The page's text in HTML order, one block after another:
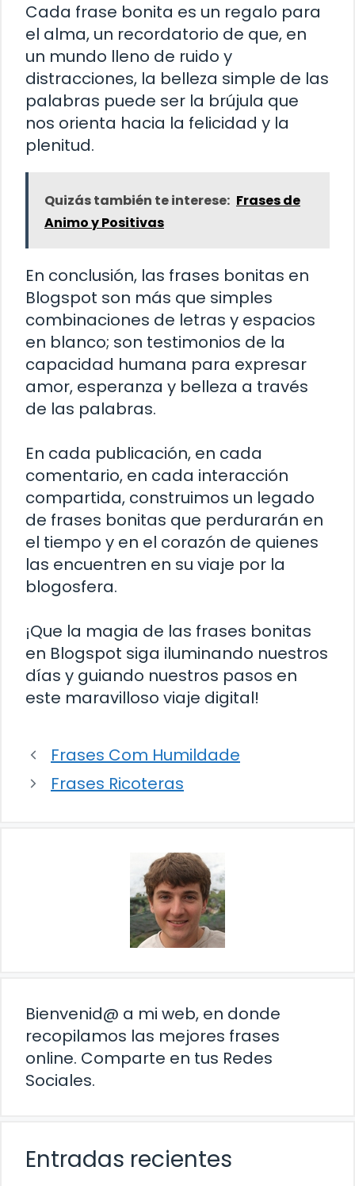
Cada frase bonita es un regalo para
el alma, un recordatorio de que, en
un mundo lleno de ruido y
distracciones, la belleza simple de las
palabras puede ser la brújula que
nos orienta hacia la felicidad y la
plenitud.
Quizás también te interese: Frases de
Animo y Positivas
En conclusión, las frases bonitas en
Blogspot son más que simples
combinaciones de letras y espacios
en blanco; son testimonios de la
capacidad humana para expresar
amor, esperanza y belleza a través
de las palabras.
En cada publicación, en cada
comentario, en cada interacción
compartida, construimos un legado
de frases bonitas que perdurarán en
el tiempo y en el corazón de quienes
las encuentren en su viaje por la
blogosfera.
¡Que la magia de las frases bonitas
en Blogspot siga iluminando nuestros
días y guiando nuestros pasos en
este maravilloso viaje digital!
Frases Com Humildade
Frases Ricoteras
Bienvenid@ a mi web, en donde
recopilamos las mejores frases
online. Comparte en tus Redes
Sociales.
Entradas recientes